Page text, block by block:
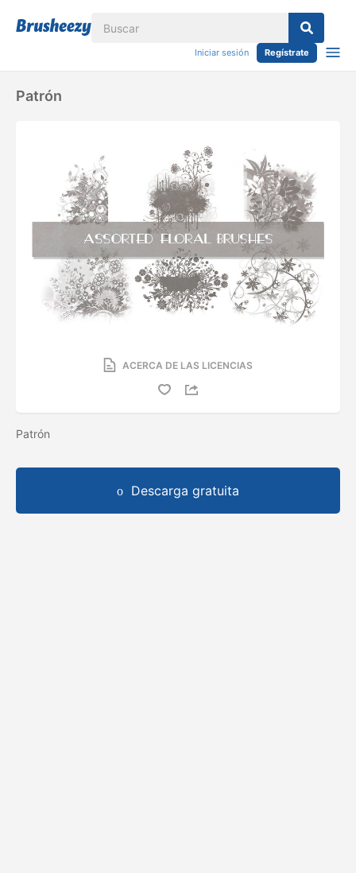
Iniciar sesión Regístrate
Patrón
ACERCA DE LAS LICENCIAS
Patrón
Descarga gratuita